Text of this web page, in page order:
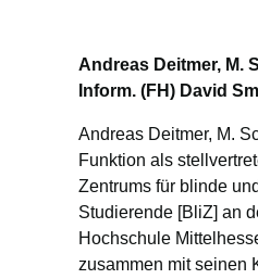
Andreas Deitmer, M.
Inform. (FH) David
Andreas Deitmer, M.
Funktion als
Zentrums für blinde
Studierende [BliZ] an
Hochschule
zusammen mit seinen